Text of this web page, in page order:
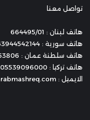
تواصل معنا
هاتف لبنان : 664495/01
هاتف سورية : 00963944542144
هاتف سلطنة عمان : 0096898153806
هاتف تركيا : 00905539096000
الايميل : info@arabmashreq.com